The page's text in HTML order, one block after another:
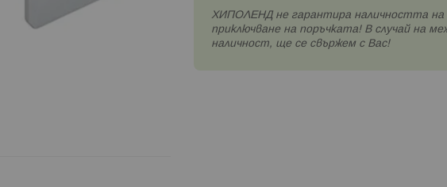
XИПОЛЕНД не гарантира наличността
приключване на поръчката! В случай на
наличност, ще се свържем с Вас!